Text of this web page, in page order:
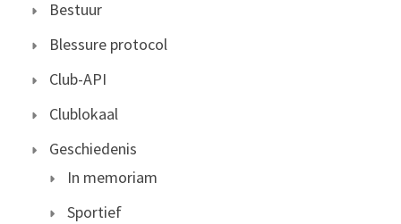
Bestuur
Blessure protocol
Club-API
Clublokaal
Geschiedenis
In memoriam
Sportief